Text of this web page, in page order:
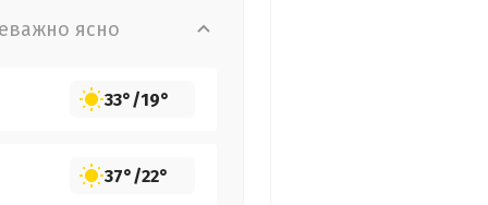
ясно
33°/19°
37°/22°